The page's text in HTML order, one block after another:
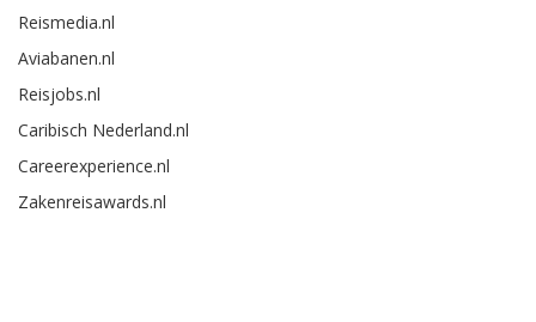
Reismedia.nl
Aviabanen.nl
Reisjobs.nl
Caribisch Nederland.nl
Careerexperience.nl
Zakenreisawards.nl